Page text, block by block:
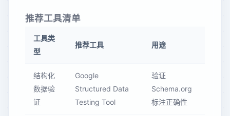
推荐工具清单
工具类
型
推荐工具 用途
结构化
数据验
证
Google
Structured Data
Testing Tool
验证
Schema.org
标注正确性